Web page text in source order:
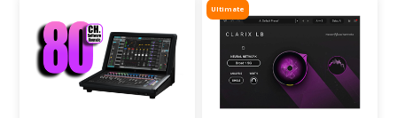
eMotion LV1シリーズや
SuperRackシステムをDante
モジュラー式のeMotion LV1シス
テムのフェーダーバンクと
Ultimate